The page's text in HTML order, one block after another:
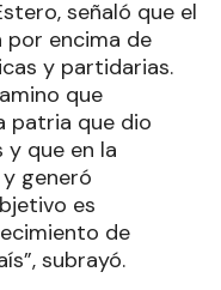
señaló que el
por encima de
y partidarias.
que
patria que dio
que en la
generó
es
de
subrayó.